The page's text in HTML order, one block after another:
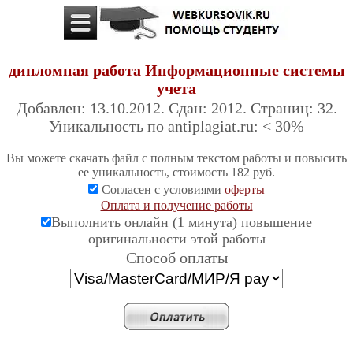
дипломная работа Информационные системы
учета
Добавлен: 13.10.2012. Сдан: 2012. Страниц: 32.
Уникальность по antiplagiat.ru: < 30%
Вы можете скачать файл с полным текстом работы и повысить
ее уникальность, стоимость 182 руб.
Согласен с условиями оферты
Оплата и получение работы
Выполнить онлайн (1 минута) повышение
оригинальности этой работы
Cпособ оплаты